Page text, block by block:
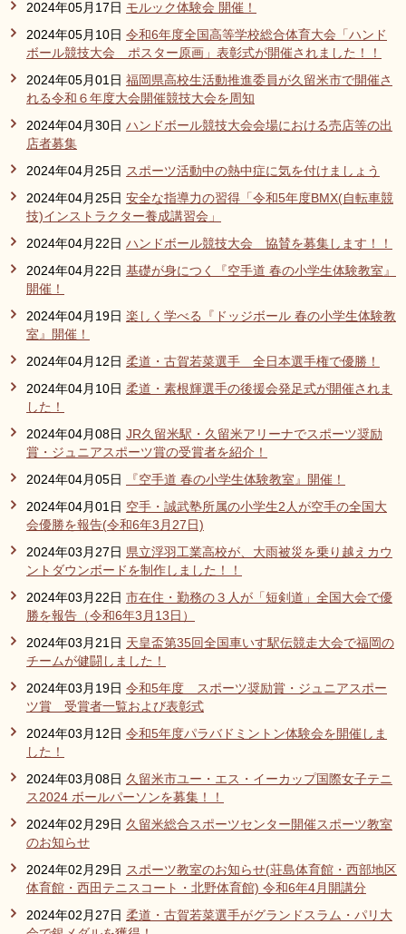
2024年05月17日 モルック体験会 開催！
2024年05月10日 令和6年度全国高等学校総合体育大会「ハンド
ボール競技大会 ポスター原画」表彰式が開催されました！！
2024年05月01日 福岡県高校生活動推進委員が久留米市で開催さ
れる令和６年度大会開催競技大会を周知
2024年04月30日 ハンドボール競技大会会場における売店等の出
店者募集
2024年04月25日 スポーツ活動中の熱中症に気を付けましょう
2024年04月25日 安全な指導力の習得「令和5年度BMX(自転車競
技)インストラクター養成講習会」
2024年04月22日 ハンドボール競技大会 協賛を募集します！！
2024年04月22日 基礎が身につく『空手道 春の小学生体験教室』
開催！
2024年04月19日 楽しく学べる『ドッジボール 春の小学生体験教
室』開催！
2024年04月12日 柔道・古賀若菜選手 全日本選手権で優勝！
2024年04月10日 柔道・素根輝選手の後援会発足式が開催されま
した！
2024年04月08日 JR久留米駅・久留米アリーナでスポーツ奨励
賞・ジュニアスポーツ賞の受賞者を紹介！
2024年04月05日
『空手道 春の小学生体験教室』開催！
2024年04月01日 空手・誠武塾所属の小学生2人が空手の全国大
会優勝を報告(令和6年3月27日)
2024年03月27日 県立浮羽工業高校が、大雨被災を乗り越えカウ
ントダウンボードを制作しました！！
2024年03月22日 市在住・勤務の３人が「短剣道」全国大会で優
勝を報告（令和6年3月13日）
2024年03月21日 天皇盃第35回全国車いす駅伝競走大会で福岡の
チームが健闘しました！
2024年03月19日 令和5年度 スポーツ奨励賞・ジュニアスポー
ツ賞 受賞者一覧および表彰式
2024年03月12日 令和5年度パラバドミントン体験会を開催しま
した！
2024年03月08日 久留米市ユー・エス・イーカップ国際女子テニ
ス2024 ボールパーソンを募集！！
2024年02月29日 久留米総合スポーツセンター開催スポーツ教室
のお知らせ
2024年02月29日 スポーツ教室のお知らせ(荘島体育館・西部地区
体育館・西田テニスコート・北野体育館) 令和6年4月開講分
2024年02月27日 柔道・古賀若菜選手がグランドスラム・パリ大